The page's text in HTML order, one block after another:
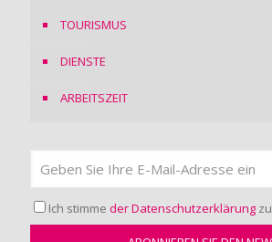
TOURISMUS
DIENSTE
ARBEITSZEIT
Ich stimme der Datenschutzerklärung zu